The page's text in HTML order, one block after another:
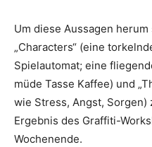
Um diese Aussagen
„Characters“ (eine
Spielautomat; eine
müde Tasse Kaffee) und
wie Stress, Angst, Sorgen)
Ergebnis des Graffiti-
Wochenende.